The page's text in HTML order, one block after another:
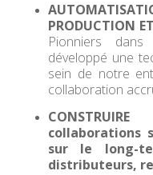
PRODUCTION
Pionniers
développé une
sein de notre
collaboration
collaborations
sur le long-
distributeurs,